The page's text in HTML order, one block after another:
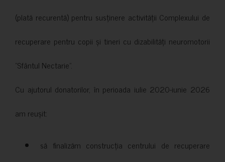
(plată recurentă) pentru susținere activității Complexului de
recuperare pentru copii și tineri cu dizabilități neuromotorii
”Sfântul Nectarie”.
Cu ajutorul donatorilor, în perioada iulie 2020-iunie 2026
am reușit:
să finalizăm construcția centrului de recuperare